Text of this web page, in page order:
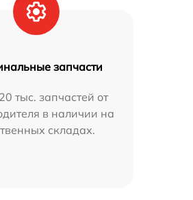
запчасти
тыс. запчастей от
в наличии на
складах.